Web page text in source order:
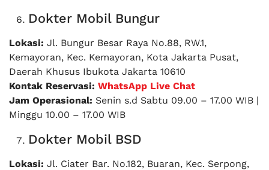
Dokter Mobil Bungur
Lokasi: Jl. Bungur Besar Raya No.88, RW.1,
Kemayoran, Kec. Kemayoran, Kota Jakarta Pusat,
Daerah Khusus Ibukota Jakarta 10610
Kontak Reservasi: WhatsApp Live Chat
Jam Operasional: Senin s.d Sabtu 09.00 – 17.00 WIB |
Minggu 10.00 – 17.00 WIB
Dokter Mobil BSD
Lokasi: Jl. Ciater Bar. No.182, Buaran, Kec. Serpong,